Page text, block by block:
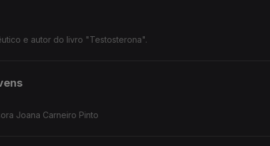
e autor do livro "Testosterona".
Joana Carneiro Pinto